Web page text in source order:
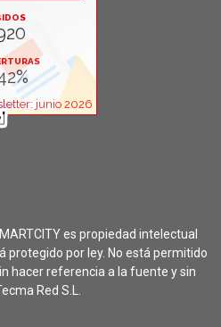
es propiedad intelectual
protegido por ley. No está permitido
hacer referencia a la fuente y sin
Red S.L.